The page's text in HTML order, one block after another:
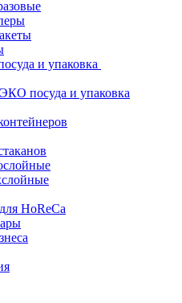
и упаковка
посуда и упаковка
HoReCa